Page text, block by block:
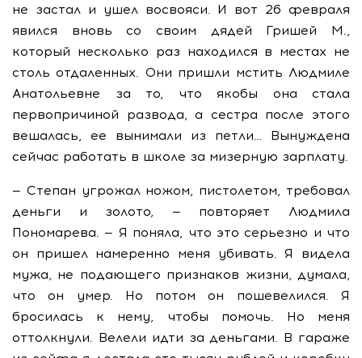
не застал и ушел восвояси. И вот 26 февраля
явился вновь со своим дядей Гришей М.,
который несколько раз находился в местах не
столь отдаленных. Они пришли мстить Людмиле
Анатольевне за то, что якобы она стала
первопричиной развода, а сестра после этого
вешалась, ее вынимали из петли… Вынуждена
сейчас работать в школе за мизерную зарплату.
— Степан угрожал ножом, пистолетом, требовал
деньги и золото, — повторяет Людмила
Пономарева. — Я поняла, что это серьезно и что
он пришел намеренно меня убивать. Я видела
мужа, не подающего признаков жизни, думала,
что он умер. Но потом он пошевелился. Я
бросилась к нему, чтобы помочь. Но меня
оттолкнули. Велели идти за деньгами. В гараже